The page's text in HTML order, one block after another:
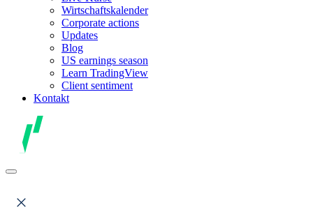
Wirtschaftskalender
Corporate actions
Updates
Blog
US earnings season
Learn TradingView
Client sentiment
Kontakt